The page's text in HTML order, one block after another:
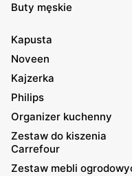
Buty męskie
Kapusta
Noveen
Kajzerka
Philips
Organizer kuchenny
Zestaw do kiszenia
Carrefour
Zestaw mebli